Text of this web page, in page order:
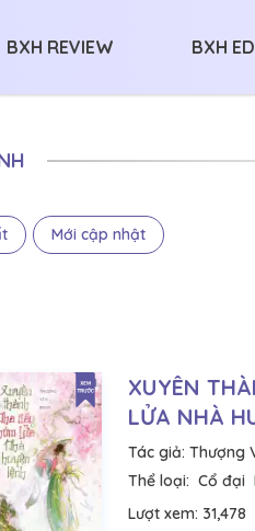
BXH REVIEW BXH
Mới cập nhật
XUYÊN
LỬA NHÀ
Tác giả: Thượng
Thể loại: Cổ đại
Lượt xem: 31,478